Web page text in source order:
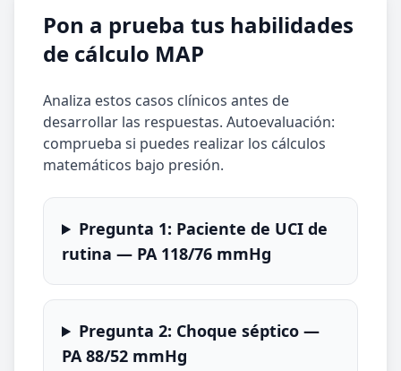
Pon a prueba tus habilidades
de cálculo MAP
Analiza estos casos clínicos antes de
desarrollar las respuestas. Autoevaluación:
comprueba si puedes realizar los cálculos
matemáticos bajo presión.
Pregunta 1: Paciente de UCI de
rutina — PA 118/76 mmHg
Pregunta 2: Choque séptico —
PA 88/52 mmHg